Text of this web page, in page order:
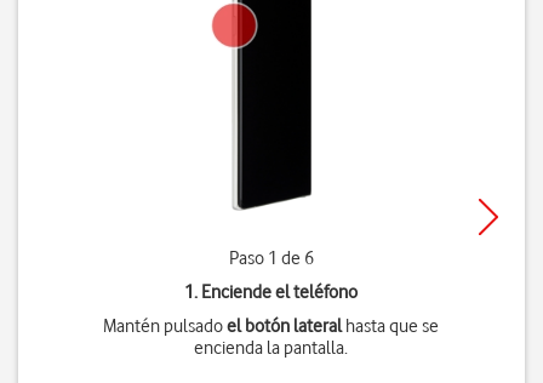
Paso 1 de 6
1. Enciende el teléfono
Mantén pulsadoel botón lateralhasta que se
encienda la pantalla.